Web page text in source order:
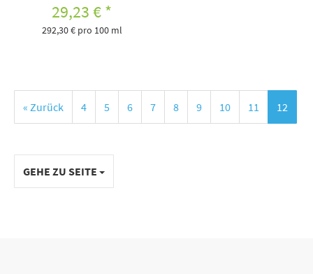
29,23 €*
292,30 € pro 100 ml
« Zurück 4 5 6 7 8 9 10 11 12
GEHE ZU SEITE